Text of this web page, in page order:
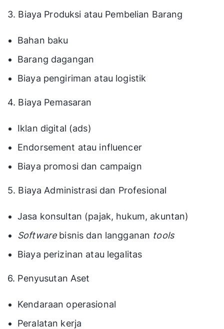
3. Biaya Produksi atau Pembelian Barang
Bahan baku
Barang dagangan
Biaya pengiriman atau logistik
4. Biaya Pemasaran
Iklan digital (ads)
Endorsement atau influencer
Biaya promosi dan campaign
5. Biaya Administrasi dan Profesional
Jasa konsultan (pajak, hukum, akuntan)
Software bisnis dan langganan tools
Biaya perizinan atau legalitas
6. Penyusutan Aset
Kendaraan operasional
Peralatan kerja